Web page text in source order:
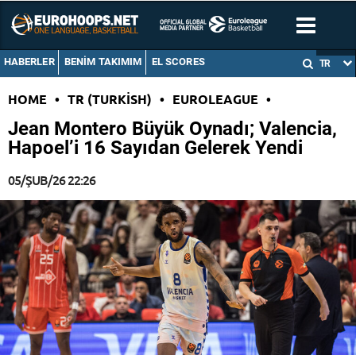
HABERLER BENIM TAKIMIM EL SCORES TR
HOME • TR (TURKISH) • EUROLEAGUE •
Jean Montero Büyük Oynadı; Valencia,
Hapoel’i 16 Sayıdan Gelerek Yendi
05/ŞUB/26 22:26